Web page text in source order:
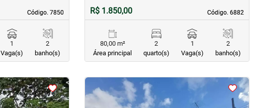
Código. 7850
Código. 7850
1
Vaga(s)
2
banho(s)
Código. 6882
Código. 6882
R$ 1.850,00
80,00 m²
Área principal
2
quarto(s)
1
Vaga(s)
2
banho(s)
<